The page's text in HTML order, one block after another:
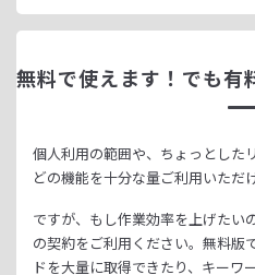
無料で使えます！ でも有
個人利用の範囲や、ちょっとした
どの機能を十分な量ご利用いただけ
ですが、もし作業効率を上げたい
の契約をご利用ください。 無料版
ドを大量に取得できたり、 キーワ